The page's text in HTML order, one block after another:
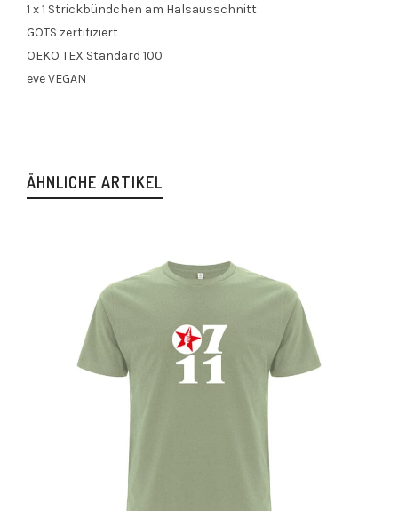
1 x 1 Strickbündchen am Halsausschnitt
GOTS zertifiziert
OEKO TEX Standard 100
eve VEGAN
ÄHNLICHE ARTIKEL